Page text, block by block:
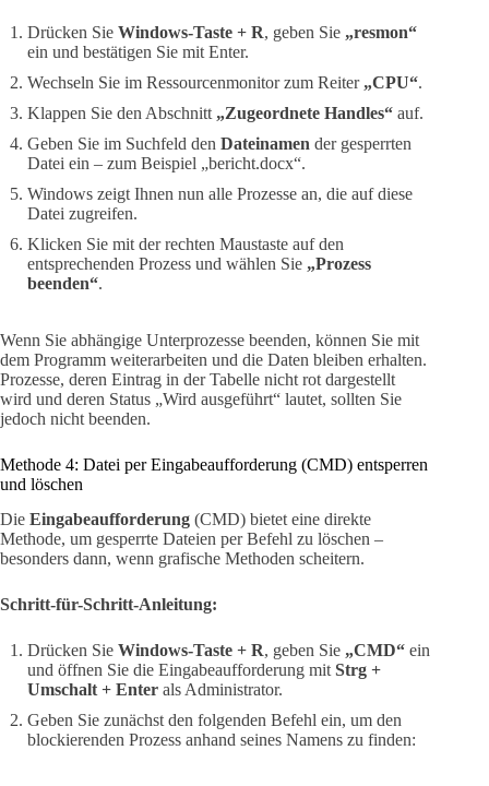
Drücken Sie Windows-Taste + R, geben Sie „resmon“
ein und bestätigen Sie mit Enter.
Wechseln Sie im Ressourcenmonitor zum Reiter „CPU“.
Klappen Sie den Abschnitt „Zugeordnete Handles“ auf.
Geben Sie im Suchfeld den Dateinamen der gesperrten
Datei ein – zum Beispiel „bericht.docx“.
Windows zeigt Ihnen nun alle Prozesse an, die auf diese
Datei zugreifen.
Klicken Sie mit der rechten Maustaste auf den
entsprechenden Prozess und wählen Sie „Prozess
beenden“.
Wenn Sie abhängige Unterprozesse beenden, können Sie mit
dem Programm weiterarbeiten und die Daten bleiben erhalten.
Prozesse, deren Eintrag in der Tabelle nicht rot dargestellt
wird und deren Status „Wird ausgeführt“ lautet, sollten Sie
jedoch nicht beenden.
Methode 4: Datei per Eingabeaufforderung (CMD) entsperren
und löschen
Die Eingabeaufforderung (CMD) bietet eine direkte
Methode, um gesperrte Dateien per Befehl zu löschen –
besonders dann, wenn grafische Methoden scheitern.
Schritt-für-Schritt-Anleitung:
Drücken Sie Windows-Taste + R, geben Sie „CMD“ ein
und öffnen Sie die Eingabeaufforderung mit Strg +
Umschalt + Enter als Administrator.
Geben Sie zunächst den folgenden Befehl ein, um den
blockierenden Prozess anhand seines Namens zu finden: